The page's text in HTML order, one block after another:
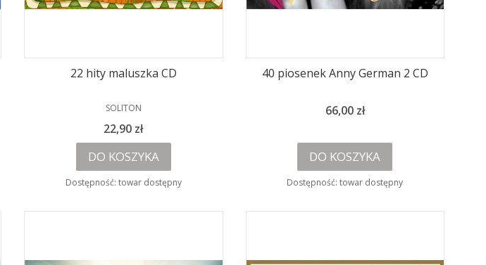
22 hity maluszka CD
PRODUCENT
SOLITON
Cena
22,90 zł
DO KOSZYKA
Dostępność: towar dostępny
40 piosenek Anny German 2 CD
Cena
66,00 zł
DO KOSZYKA
Dostępność:towar dostępny